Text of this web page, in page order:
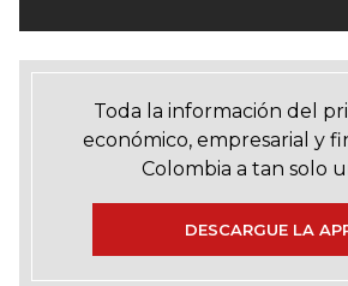
Toda la información del
económico, empresarial y
Colombia a tan solo
DESCARGUE LA